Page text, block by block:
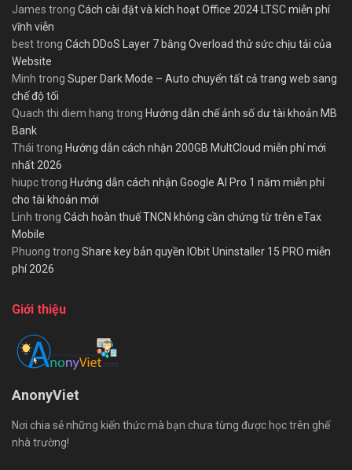
James trong Cách cài đặt và kích hoạt Office 2024 LTSC miễn phí
vĩnh viễn
besttrong Cách DDoS Layer 7 bằng Overload thử sức chịu tải của
Website
Minh trong Super Dark Mode – Auto chuyển tất cả trang web sang
chế độ tối
Quach thi diem hang trong Hướng dẫn chế ảnh số dư tài khoản MB
Bank
Thái trong Hướng dẫn cách nhận 200GB MultCloud miễn phí mới
nhất 2026
hiupctrong Hướng dẫn cách nhận Google AI Pro 1 năm miễn phí
cho tài khoản mới
Linh trong Cách hoàn thuế TNCN không cần chứng từ trên eTax
Mobile
Phuong trong Share key bản quyền IObit Uninstaller 15 PRO miễn
phí 2026
Giới thiệu
AnonyViet
Nơi chia sẻ những kiến thức mà bạn chưa từng được học trên ghế
nhà trường!